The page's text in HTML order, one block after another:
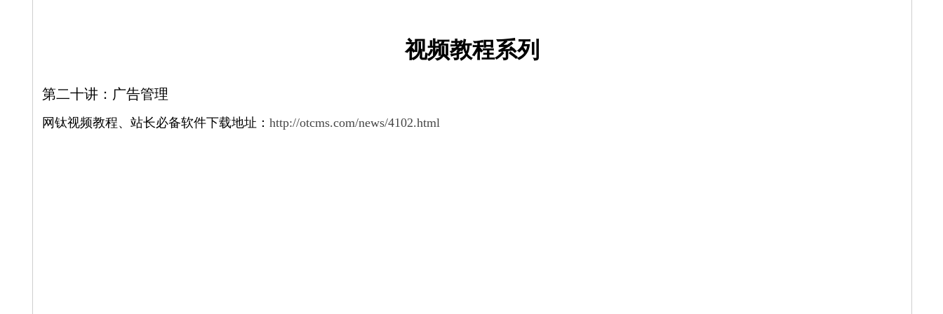
视频教程系列
第二十讲：广告管理
网钛视频教程、站长必备软件下载地址： http://otcms.com/news/4102.html